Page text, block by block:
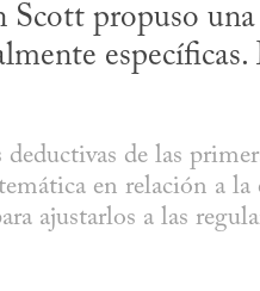
Scott propuso
específicas.
de las
en relación a la
ajustarlos a las